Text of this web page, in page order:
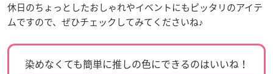
休日のちょっとしたおしゃれやイベントにもピッタリのアイテ
ムですので、ぜひチェックしてみてくださいね♪
染めなくても簡単に推しの色にできるのはいいね！